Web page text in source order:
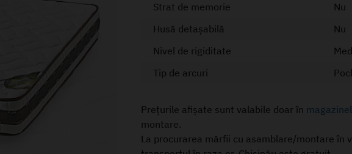
Strat de memorie
Nu
Husă detașabilă
Nu
Nivel de rigiditate
Tip de arcuri
Prețurile afișate sunt valabile doar în
montare.
La procurarea mărfii cu asamblare/montare în